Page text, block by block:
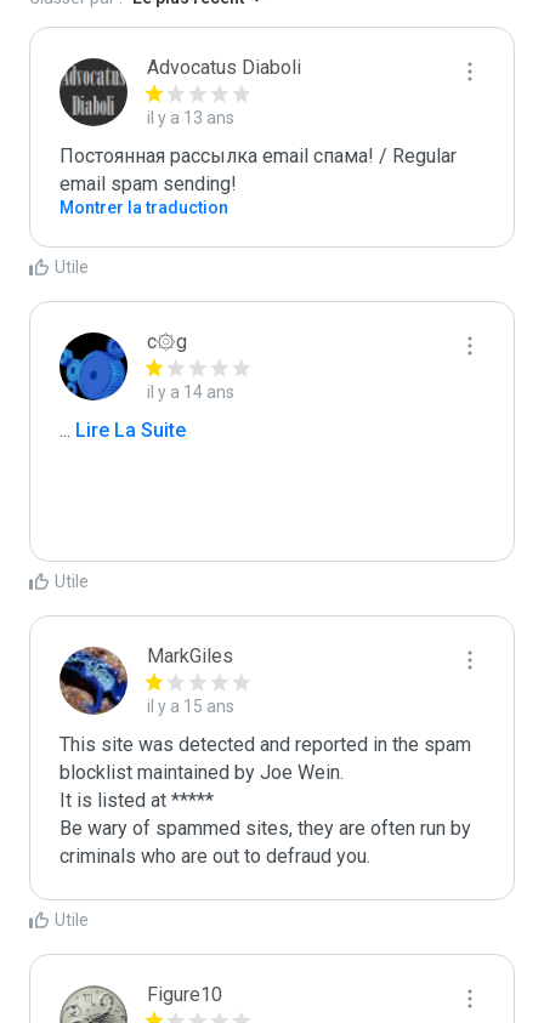
Advocatus Diaboli
il y a 13 ans
Постоянная рассылка email спама! / Regular
email spam sending!
Montrer la traduction
Utile
c۞g
il y a 14 ans
... Lire La Suite
Utile
MarkGiles
il y a 15 ans
This site was detected and reported in the spam
blocklist maintained by Joe Wein.
It is listed at *****
Be wary of spammed sites, they are often run by
criminals who are out to defraud you.
Utile
Figure10